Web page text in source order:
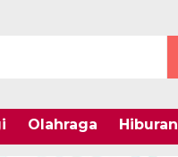
Olahraga Hiburan